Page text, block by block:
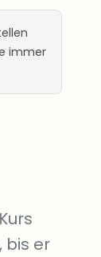
immer
bis er